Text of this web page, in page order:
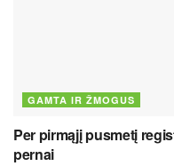
GAMTA IR ŽMOGUS
Per pirmąjį pusmetį
pernai